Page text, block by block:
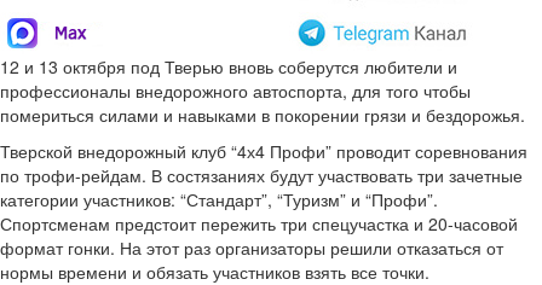
12 и 13 октября под Тверью вновь соберутся любители и
профессионалы внедорожного автоспорта, для того чтобы
помериться силами и навыками в покорении грязи и бездорожья.
Тверской внедорожный клуб “4х4 Профи” проводит соревнования
по трофи-рейдам. В состязаниях будут участвовать три зачетные
категории участников: “Стандарт”, “Туризм” и “Профи”.
Спортсменам предстоит пережить три спецучастка и 20-часовой
формат гонки. На этот раз организаторы решили отказаться от
нормы времени и обязать участников взять все точки.